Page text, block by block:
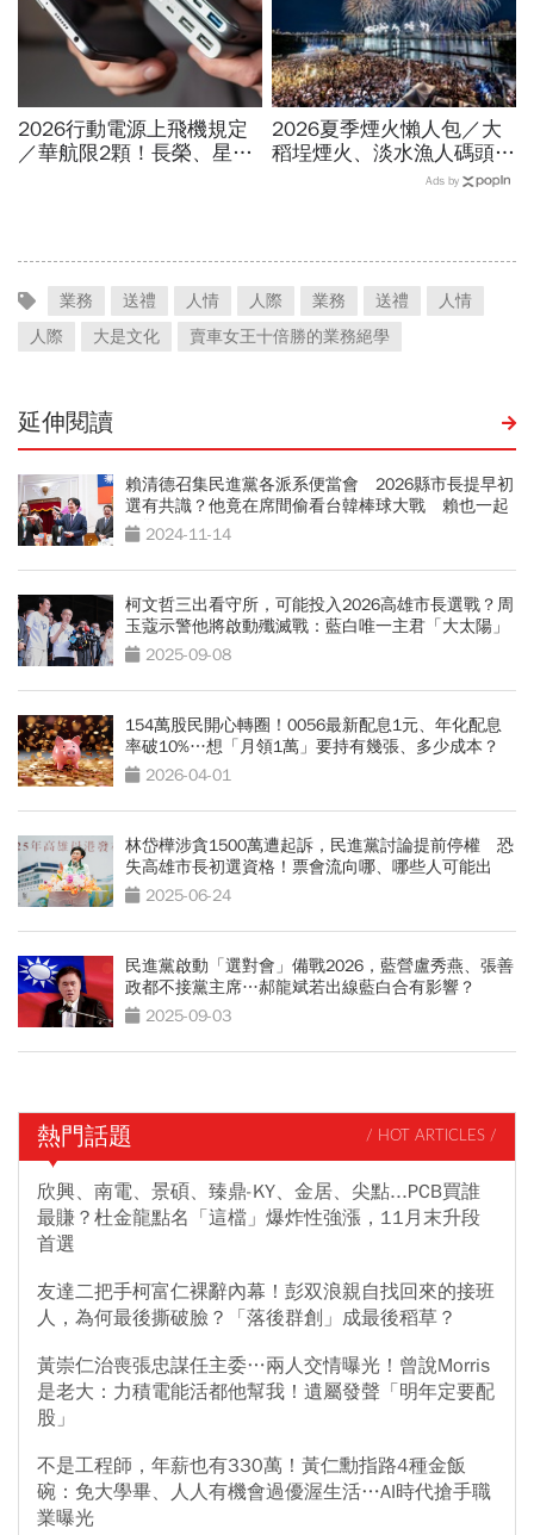
2026行動電源上飛機規定
／華航限2顆！長榮、星
2026夏季煙火懶人包／大
稻埕煙火、淡水漁人碼頭、
東石海上煙火…全台花火施
Ads by
業務 送禮 人情 人際 業務 送禮
人情
人際
大是文化 賣車女王十倍勝的業務絕學
延伸閱讀
賴清德召集民進黨各派系便當會 2026縣市長提早初
選有共識？他竟在席間偷看台韓棒球大戰 賴也一起
同歡2024-11-14
柯文哲三出看守所，可能投入2026高雄市長選戰？周
玉蔻示警他將啟動殲滅戰：藍白唯一主君「大太陽」
2025-09-08
154萬股民開心轉圈！0056最新配息1元、年化配息
率破10%…想「月領1萬」要持有幾張、多少成本？
2026-04-01
林岱樺涉貪1500萬遭起訴，民進黨討論提前停權 恐
失高雄市長初選資格！票會流向哪、哪些人可能出
線？2025-06-24
民進黨啟動「選對會」備戰2026，藍營盧秀燕、張善
政都不接黨主席…郝龍斌若出線藍白合有影響？
2025-09-03
熱門話題 / HOT ARTICLES /
欣興、南電、景碩、臻鼎-KY、金居、尖點...PCB買誰
最賺？杜金龍點名「這檔」爆炸性強漲，11月末升段
首選
友達二把手柯富仁裸辭內幕！彭双浪親自找回來的接班
人，為何最後撕破臉？「落後群創」成最後稻草？
黃崇仁治喪張忠謀任主委…兩人交情曝光！曾說Morris
是老大：力積電能活都他幫我！遺屬發聲「明年定要配
股」
不是工程師，年薪也有330萬！黃仁勳指路4種金飯
碗：免大學畢、人人有機會過優渥生活…AI時代搶手職
業曝光